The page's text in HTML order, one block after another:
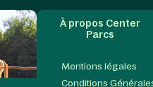
À propos Center
Parcs
Mentions légales
Conditions